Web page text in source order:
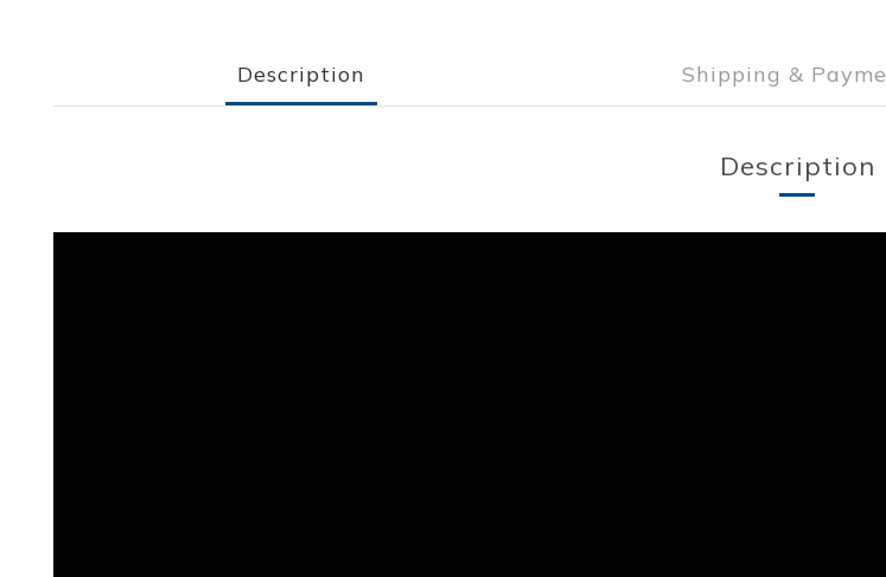
Description Shipping &
Description